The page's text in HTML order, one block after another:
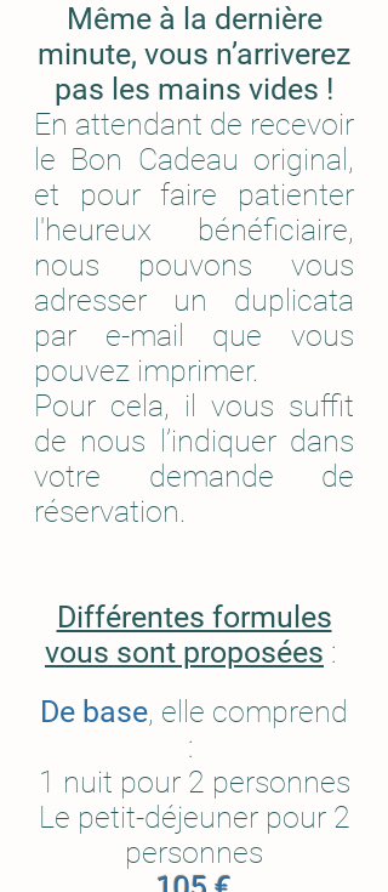
Même à la dernière
minute, vous n’arriverez
pas les mains vides !
En attendant de recevoir
le Bon Cadeau original,
et pour faire patienter
l'heureux bénéficiaire,
nous pouvons vous
adresser un duplicata
par e-mail que vous
pouvez imprimer.
Pour cela, il vous suffit
de nous l’indiquer dans
votre demande de
réservation.
Différentes formules
vous sont proposées :
De base, elle comprend
:
1 nuit pour 2 personnes
Le petit-déjeuner pour 2
personnes